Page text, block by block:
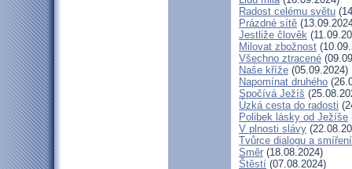
Radost celému světu
Prázdné sítě
Jestliže člověk
Milovat zbožnost
Všechno ztracené
Naše kříže (05.09.2024)
Napomínat druhého
Spočívá Ježíš
Úzká cesta do radosti
Polibek lásky od Ježíše
V plnosti slávy
Tvůrce dialogu a smíření
Směr (18.08.2024)
Štěstí (07.08.2024)